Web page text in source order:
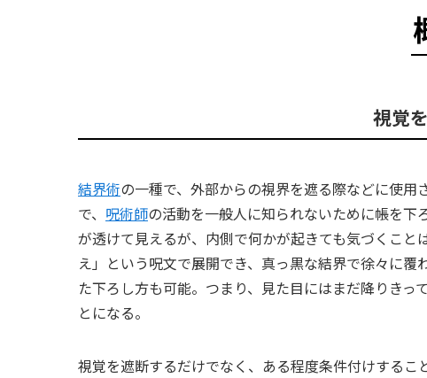
視覚
結界術の一種で、外部からの視界を遮る際などに使
で、 呪術師の活動を一般人に知られないために帳を
が透けて見えるが、内側で何かが起きても気づくこ
え」という呪文で展開でき、真っ黒な結界で徐々に覆
た下ろし方も可能。つまり、見た目にはまだ降りき
とになる。
視覚を遮断するだけでなく、ある程度条件付けするこ